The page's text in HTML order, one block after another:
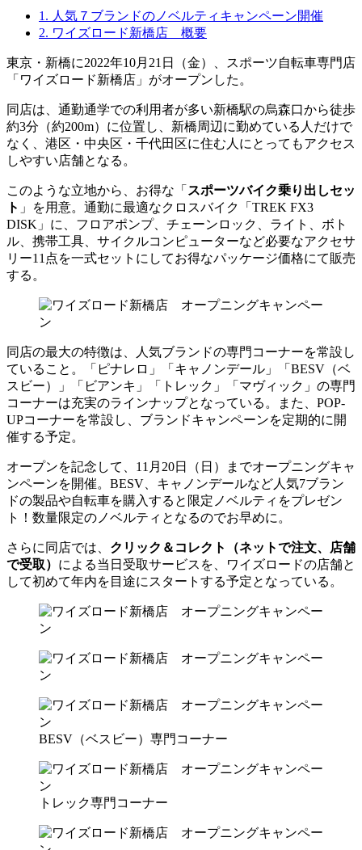
1. 人気７ブランドのノベルティキャンペーン開催
2. ワイズロード新橋店 概要
東京・新橋に2022年10月21日（金）、スポーツ自転車専門店
「ワイズロード新橋店」がオープンした。
同店は、通勤通学での利用者が多い新橋駅の烏森口から徒歩
約3分（約200m）に位置し、新橋周辺に勤めている人だけで
なく、港区・中央区・千代田区に住む人にとってもアクセス
しやすい店舗となる。
このような立地から、お得な「 スポーツバイク乗り出しセッ
ト 」を用意。通勤に最適なクロスバイク「TREK FX3
DISK」に、フロアポンプ、チェーンロック、ライト、ボト
ル、携帯工具、サイクルコンピューターなど必要なアクセサ
リー11点を一式セットにしてお得なパッケージ価格にて販売
する。
同店の最大の特徴は、人気ブランドの専門コーナーを常設し
ていること。「ピナレロ」「キャノンデール」「BESV（ベ
スビー）」「ビアンキ」「トレック」「マヴィック」の専門
コーナーは充実のラインナップとなっている。また、POP-
UPコーナーを常設し、ブランドキャンペーンを定期的に開
催する予定。
オープンを記念して、11月20日（日）までオープニングキャ
ンペーンを開催。BESV、キャノンデールなど人気7ブラン
ドの製品や自転車を購入すると限定ノベルティをプレゼン
ト！数量限定のノベルティとなるのでお早めに。
さらに同店では、 クリック＆コレクト（ネットで注文、店舗
で受取） による当日受取サービスを、ワイズロードの店舗と
して初めて年内を目途にスタートする予定となっている。
BESV（ベスビー）専門コーナー
トレック専門コーナー